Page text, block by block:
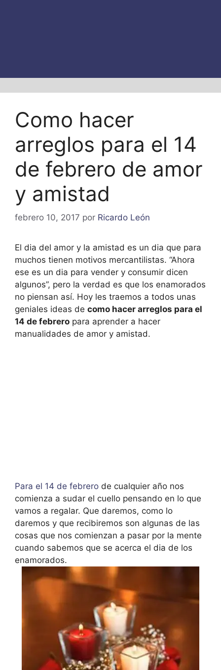
Como hacer
arreglos para el 14
de febrero de amor
y amistad
febrero 10, 2017 por Ricardo León
El dia del amor y la amistad es un dia que para
muchos tienen motivos mercantilistas. “Ahora
ese es un dia para vender y consumir dicen
algunos”, pero la verdad es que los enamorados
no piensan así. Hoy les traemos a todos unas
geniales ideas de como hacer arreglos para el
14 de febrero para aprender a hacer
manualidades de amor y amistad.
Para el 14 de febrero de cualquier año nos
comienza a sudar el cuello pensando en lo que
vamos a regalar. Que daremos, como lo
daremos y que recibiremos son algunas de las
cosas que nos comienzan a pasar por la mente
cuando sabemos que se acerca el dia de los
enamorados.